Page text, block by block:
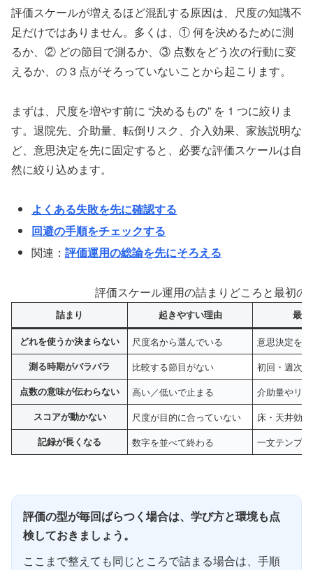
評価スケールが増えるほど混乱する原因は、尺度の知識不
足だけではありません。多くは、① 何を決めるために測
るか、② どの節目で測るか、③ 点数をどう次の行動に変
えるか、の 3 点がそろっていないことから起こります。
まずは、尺度を増やす前に “決めるもの” を 1 つに絞りま
す。退院先、介助量、転倒リスク、介入効果、家族説明な
ど、意思決定を先に固定すると、必要な評価スケールは自
然に絞り込めます。
よくある失敗を先に確認する
回避の手順をチェックする
関連：評価運用の総論を先にそろえる
評価スケール運用の詰まりどころと最初の
詰まり 起きやすい理由 最
どれを使うか決まらない 尺度名から選んでいる 意思決定を
測る時期がバラバラ 比較する節目がない 初回・週次
点数の意味が伝わらない 高い／低いで止まる 介助量やリ
スコアが動かない 尺度が目的に合っていない 床・天井効
記録が長くなる 数字を並べて終わる 一文テンプ
評価の型が毎回ばらつく場合は、学び方と環境も点
検しておきましょう。
ここまで整えても同じところで詰まる場合は、手順